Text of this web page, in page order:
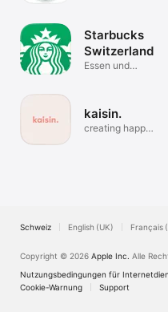
Starbucks
Switzerland
Essen und
kaisin.
creating happy
Schweiz English (UK) Français
Copyright © 2026 Apple Inc. Alle
Nutzungsbedingungen für
Cookie-Warnung
Support